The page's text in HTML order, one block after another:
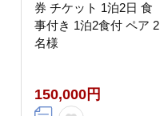
券 チケット 1泊2日 食
事付き 1泊2食付 ペア 2
名様
150,000円